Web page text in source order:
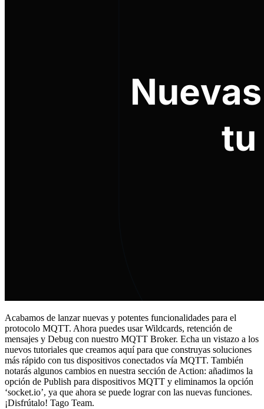
Acabamos de lanzar nuevas y potentes funcionalidades para el
protocolo MQTT. Ahora puedes usar Wildcards, retención de
mensajes y Debug con nuestro MQTT Broker. Echa un vistazo a los
nuevos tutoriales que creamos aquí para que construyas soluciones
más rápido con tus dispositivos conectados vía MQTT. También
notarás algunos cambios en nuestra sección de Action: añadimos la
opción de Publish para dispositivos MQTT y eliminamos la opción
‘socket.io’, ya que ahora se puede lograr con las nuevas funciones.
¡Disfrútalo! Tago Team.